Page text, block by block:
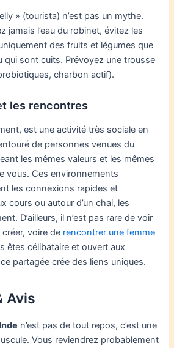
» (tourista) n’est pas un mythe.
jamais l’eau du robinet, évitez les
des fruits et légumes que
qui sont cuits. Prévoyez une trousse
charbon actif).
les rencontres
est une activité très sociale en
de personnes venues du
les mêmes valeurs et les mêmes
vous. Ces environnements
les connexions rapides et
cours ou autour d’un chai, les
D’ailleurs, il n’est pas rare de voir
voire de rencontrer une femme
êtes célibataire et ouvert aux
partagée crée des liens uniques.
Avis
n’est pas de tout repos, c’est une
Vous reviendrez probablement